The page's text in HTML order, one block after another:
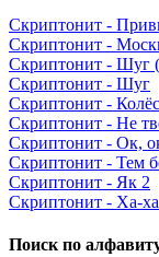
Скриптонит -
Скриптонит -
Скриптонит - Шуг
Скриптонит - Шуг
Скриптонит -
Скриптонит - Не
Скриптонит - Ок,
Скриптонит - Тем
Скриптонит - Як 2
Скриптонит - Ха-
Поиск по